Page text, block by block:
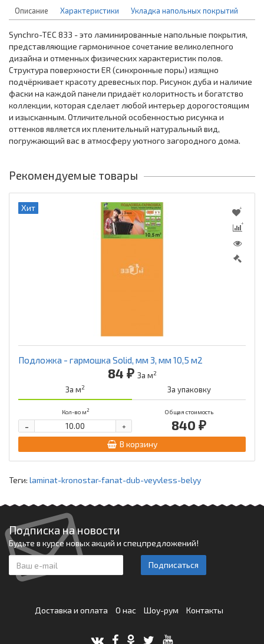
Описание Характеристики Укладка напольных покрытий
Synchro-TЕС 833 - это ламинированные напольные покрытия,
представляющие гармоничное сочетание великолепного
дизайна и отменных физических характеристик полов.
Структура поверхности ER (синхронные поры) изящно
подчёркивает красоту древесных пор. Рисунок дуба и наличие
фаски на каждой панели придаёт колоритность и богатство
коллекции, которая сделает любой интерьер дорогостоящим
и изысканным. Отличительной особенностью рисунка и
оттенков является их пленительный натуральный вид,
погружающий вас в атмосферу уютного загородного дома.
Рекомендуемые товары
Хит
Подложка - гармошка Solid, мм 3, мм 10,5 м2
84 ₽ За м2
За м2 За упаковку
Кол-во м2 Общая стоимость
840 ₽
+
-
В корзину
Теги: laminat-kronostar-fanat-dub-veyvless-belyy
Подписка на новости
Будьте в курсе новых акций и спецпредложений!
Подписаться
Доставка и оплата О нас Шоу-рум Контакты